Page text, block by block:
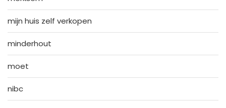
mijn huis zelf verkopen
minderhout
moet
nibc